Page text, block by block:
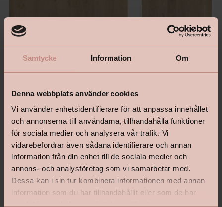
Samtycke Information Om
Denna webbplats använder cookies
Vi använder enhetsidentifierare för att anpassa innehållet
och annonserna till användarna, tillhandahålla funktioner
för sociala medier och analysera vår trafik. Vi
vidarebefordrar även sådana identifierare och annan
information från din enhet till de sociala medier och
annons- och analysföretag som vi samarbetar med.
Dessa kan i sin tur kombinera informationen med annan
information som du har tillhandahållit eller som de har
samlat in när du har använt deras tjänster.
Grace - Ek White Canvas
Pris 2 975 kr
Shade - Ek Cream White
Pris 2 059 kr